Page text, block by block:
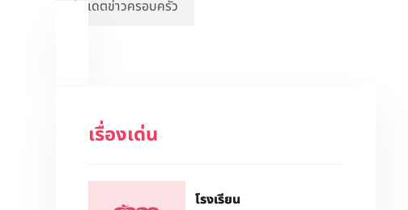
อัปเดตข่าวครอบครัว
เรื่องเด่น
โรงเรียน